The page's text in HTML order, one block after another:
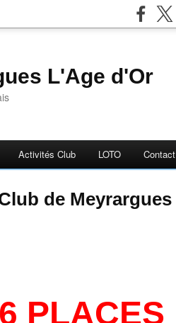
L'Age d'Or
Activités Club LOTO Contact
de Meyrargues
PLACES